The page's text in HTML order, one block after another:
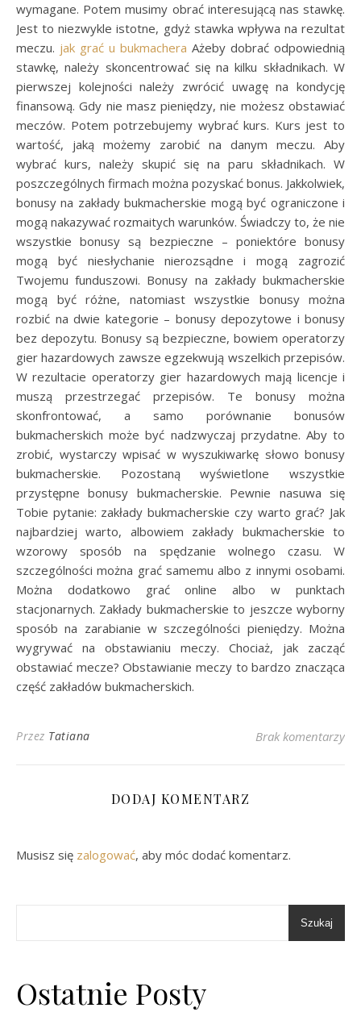
wymagane. Potem musimy obrać interesującą nas stawkę.
Jest to niezwykle istotne, gdyż stawka wpływa na rezultat
meczu. jak grać u bukmachera Ażeby dobrać odpowiednią
stawkę, należy skoncentrować się na kilku składnikach. W
pierwszej kolejności należy zwrócić uwagę na kondycję
finansową. Gdy nie masz pieniędzy, nie możesz obstawiać
meczów. Potem potrzebujemy wybrać kurs. Kurs jest to
wartość, jaką możemy zarobić na danym meczu. Aby
wybrać kurs, należy skupić się na paru składnikach. W
poszczególnych firmach można pozyskać bonus. Jakkolwiek,
bonusy na zakłady bukmacherskie mogą być ograniczone i
mogą nakazywać rozmaitych warunków. Świadczy to, że nie
wszystkie bonusy są bezpieczne – poniektóre bonusy
mogą być niesłychanie nierozsądne i mogą zagrozić
Twojemu funduszowi. Bonusy na zakłady bukmacherskie
mogą być różne, natomiast wszystkie bonusy można
rozbić na dwie kategorie – bonusy depozytowe i bonusy
bez depozytu. Bonusy są bezpieczne, bowiem operatorzy
gier hazardowych zawsze egzekwują wszelkich przepisów.
W rezultacie operatorzy gier hazardowych mają licencje i
muszą przestrzegać przepisów. Te bonusy można
skonfrontować, a samo porównanie bonusów
bukmacherskich może być nadzwyczaj przydatne. Aby to
zrobić, wystarczy wpisać w wyszukiwarkę słowo bonusy
bukmacherskie. Pozostaną wyświetlone wszystkie
przystępne bonusy bukmacherskie. Pewnie nasuwa się
Tobie pytanie: zakłady bukmacherskie czy warto grać? Jak
najbardziej warto, albowiem zakłady bukmacherskie to
wzorowy sposób na spędzanie wolnego czasu. W
szczególności można grać samemu albo z innymi osobami.
Można dodatkowo grać online albo w punktach
stacjonarnych. Zakłady bukmacherskie to jeszcze wyborny
sposób na zarabianie w szczególności pieniędzy. Można
wygrywać na obstawianiu meczy. Chociaż, jak zacząć
obstawiać mecze? Obstawianie meczy to bardzo znacząca
część zakładów bukmacherskich.
Przez Tatiana Brak komentarzy
DODAJ KOMENTARZ
Musisz się zalogować, aby móc dodać komentarz.
Szukaj
Ostatnie Posty